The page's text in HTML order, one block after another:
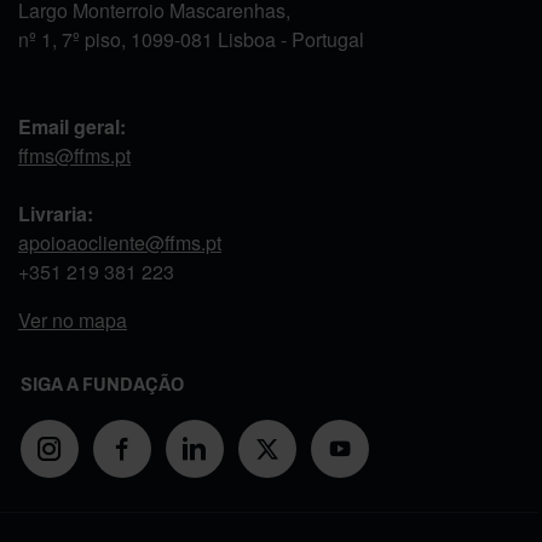
Largo Monterroio Mascarenhas,
nº 1, 7º piso, 1099-081 Lisboa - Portugal
Email geral:
ffms@ffms.pt
Livraria:
apoioaocliente@ffms.pt
+351 219 381 223
Ver no mapa
SIGA A FUNDAÇÃO